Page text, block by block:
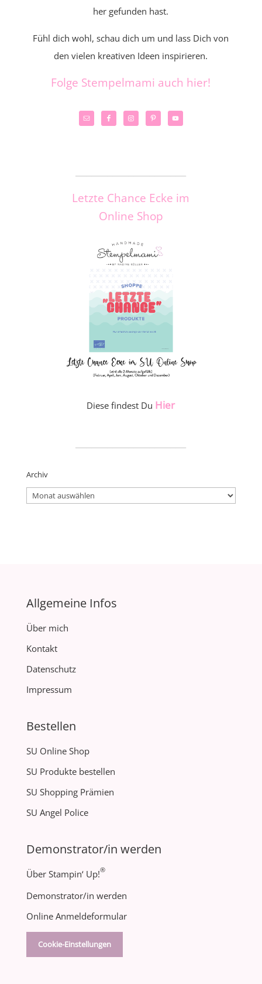
her gefunden hast.
Fühl dich wohl, schau dich um und lass Dich von
den vielen kreativen Ideen inspirieren.
Folge Stempelmami auch hier!
Letzte Chance Ecke im
Online Shop
Diese findest Du Hier
Archiv
Archiv
Allgemeine Infos
Über mich
Kontakt
Datenschutz
Impressum
Bestellen
SU Online Shop
SU Produkte bestellen
SU Shopping Prämien
SU Angel Police
Demonstrator/in werden
Über Stampin‘ Up!®
Demonstrator/in werden
Online Anmeldeformular
Cookie-Einstellungen